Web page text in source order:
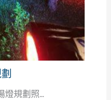
燈規劃照...